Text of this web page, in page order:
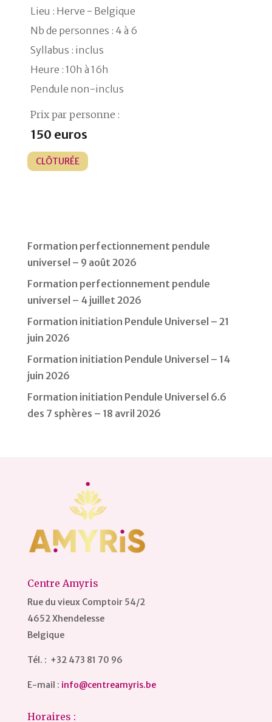
Lieu : Herve - Belgique
Nb de personnes : 4 à 6
Syllabus : inclus
Heure : 10h à 16h
Pendule non-inclus
Prix par personne :
150 euros
CLÔTURÉE
Formation perfectionnement pendule
universel – 9 août 2026
Formation perfectionnement pendule
universel – 4 juillet 2026
Formation initiation Pendule Universel – 21
juin 2026
Formation initiation Pendule Universel – 14
juin 2026
Formation initiation Pendule Universel 6.6
des 7 sphères – 18 avril 2026
Centre Amyris
Rue du vieux Comptoir 54/2
4652 Xhendelesse
Belgique
Tél. : +32 473 81 70 96
E-mail : info@centreamyris.be
Horaires :